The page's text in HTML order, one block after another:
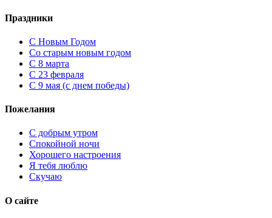
Праздники
C Новым Годом
Cо старым новым годом
С 8 марта
С 23 февраля
С 9 мая (с днем победы)
Пожелания
С добрым утром
Спокойной ночи
Хорошего настроения
Я тебя люблю
Скучаю
О сайте